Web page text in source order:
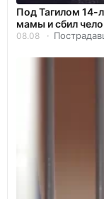
Под Тагилом 14-
мамы и сбил
08.08